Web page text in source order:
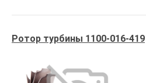
Ротор турбины 1100-016-419